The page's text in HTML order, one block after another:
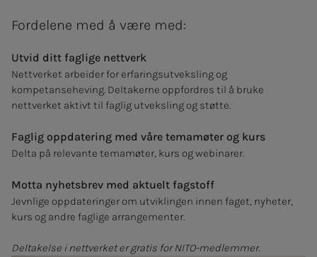
Fordelene med å være med:
Utvid ditt faglige nettverk
Nettverket arbeider for erfaringsutveksling og
kompetanseheving. Deltakerne oppfordres til å bruke
nettverket aktivt til faglig utveksling og støtte.
Faglig oppdatering med våre temamøter og kurs
Delta på relevante temamøter, kurs og webinarer.
Motta nyhetsbrev med aktuelt fagstoff
Jevnlige oppdateringer om utviklingen innen faget, nyheter,
kurs og andre faglige arrangementer.
Deltakelse i nettverket er gratis for NITO-medlemmer.